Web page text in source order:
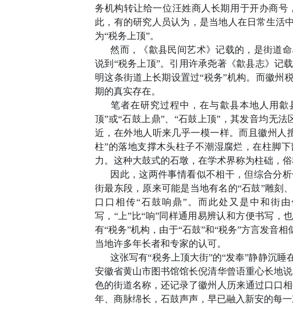
务机构转让给一位汪姓商人长期用于开办商
此，有的研究人员认为，是当地人在日常生活
为“税务上顶”。
然而，《歙县民间艺术》记载的，是街道
说到 “税务上顶”。引用许承尧著《歙县志》记
明这条街道上长期设置过“税务”机构。而徽州
期的真实存在。
笔者在研究过程中，在与歙县本地人用
顶”或“石鼓上鼎”、“石鼓上顶”，其发音均无
近，在外地人听来几乎一模一样。而且徽州人
柱”的落地支撑木头柱子不潮湿腐烂，在柱脚
力。这种大鼓式的石墩，在学术界称为柱础，俗
因此，这两件事情看似不相干，但综合分
街最东段，原来可能是当地有名的“石鼓”雕刻
口口相传“石鼓响鼎”。而此处又是中和街
写，“上”比“响”同样通用易辨认和方便书写，
有“税务”机构，由于“石鼓”和“税务”方言发音
当地许多年长者和专家的认可。
这张写有“税务上顶大街”的“发奉”静静沉
安徽省黄山市图书馆馆长倪清华曾语重心长地
色的街道名称，还记录了徽州人历来通过口口
年、商脉绵长，石鼓声声，早已融入新安的每